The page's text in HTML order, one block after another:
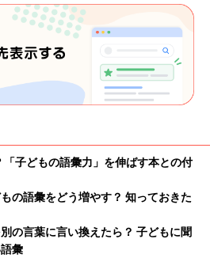
子どもの語彙力」を伸ばす本との付
の語彙をどう増やす？ 知っておきた
の言葉に言い換えたら？ 子どもに聞
彙